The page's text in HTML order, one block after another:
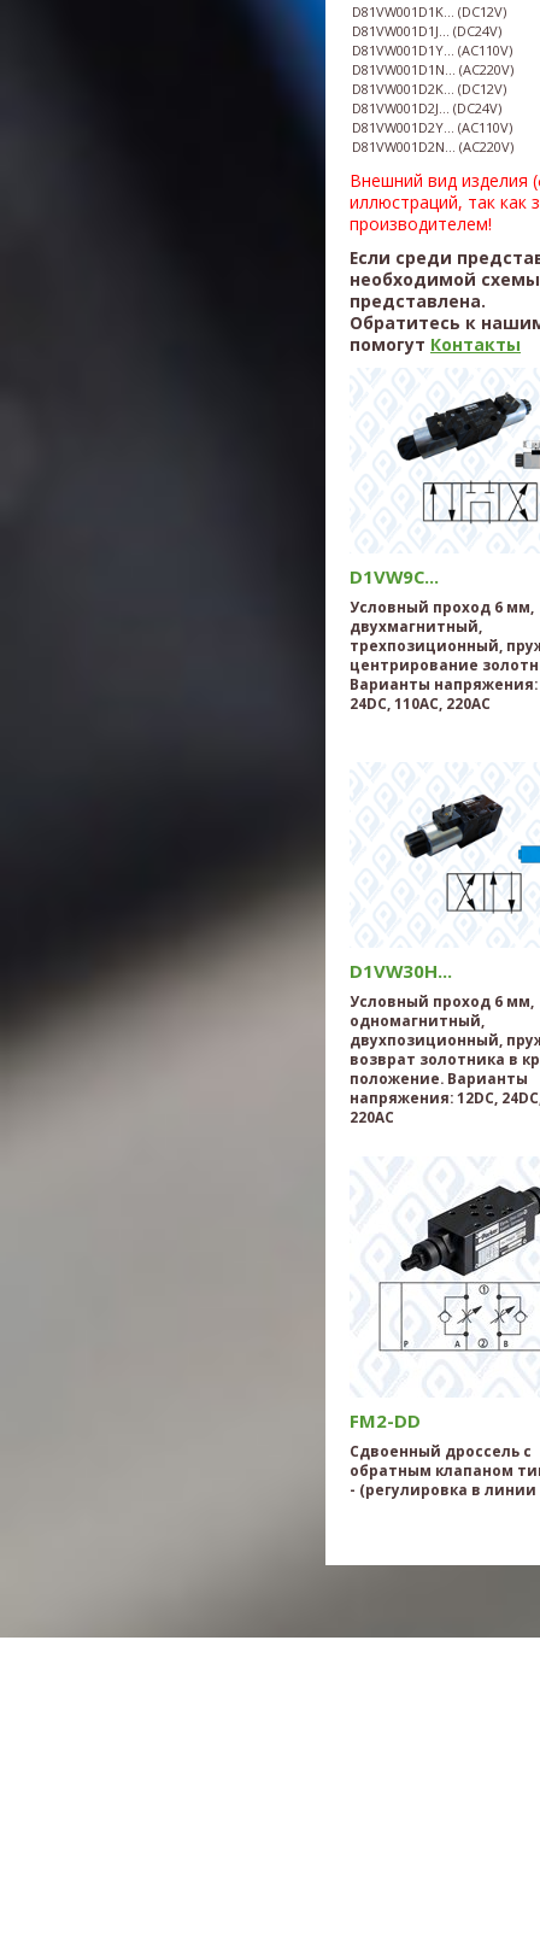
D81VW001D1K... (DC12V)
D81VW001D1J... (DC24V)
D81VW001D1Y... (AC110V)
​D81VW001D1N... (AC220V)
D81VW001D2K... (DC12V)
D81VW001D2J... (DC24V)
D81VW001D2Y... (AC110V)
​D81VW001D2N... (AC220V)
Внешний вид изделия
иллюстраций, так как
производителем!
Если среди
необходимой
представлена.
Обратитесь к
помогут Контакты
D1VW9C...
Условный проход 6 мм,
двухмагнитный,
трехпозиционный,
центрирование
Варианты напряжения:
24DC, 110AC, 220AC
D1VW30H...
Условный проход 6 мм,
одномагнитный,
двухпозиционный,
возврат золотника в
положение. Варианты
напряжения: 12DC,
220AC
FM2-DD
Сдвоенный дроссель с
обратным клапаном
- (регулировка в линии